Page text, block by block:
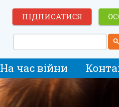
ПІДПИСАТИСЯ
На час війни